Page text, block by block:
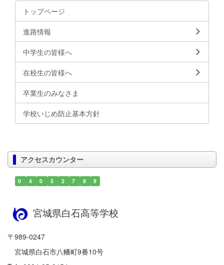
トップページ
進路情報
中学生の皆様へ
在校生の皆様へ
卒業生のみなさま
学校いじめ防止基本方針
アクセスカウンター
0 4 0 5 2 7 8 9
宮城県白石高等学校
〒989-0247
宮城県白石市八幡町9番10号